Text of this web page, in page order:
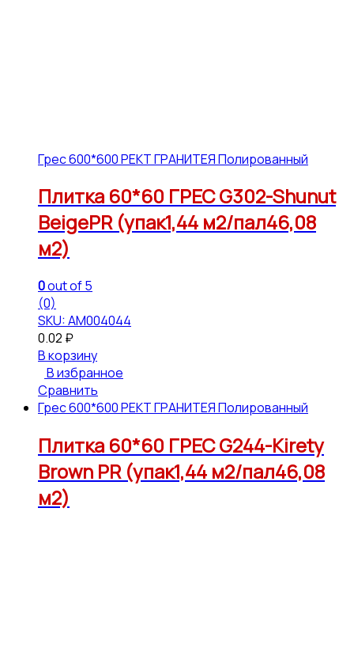
Грес 600*600 РЕКТ ГРАНИТЕЯ Полированный
Плитка 60*60 ГРЕС G302-Shunut
BeigePR (упак1,44 м2/пал46,08
м2)
0out of 5
(0)
SKU: АМ004044
0.02 ₽
В корзину
В избранное
Сравнить
Грес 600*600 РЕКТ ГРАНИТЕЯ Полированный
Плитка 60*60 ГРЕС G244-Kirety
Brown PR (упак1,44 м2/пал46,08
м2)